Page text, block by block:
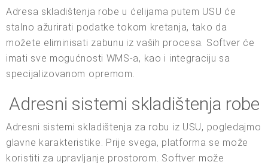
Adresa skladištenja robe u ćelijama putem USU će
stalno ažurirati podatke tokom kretanja, tako da
možete eliminisati zabunu iz vaših procesa. Softver će
imati sve mogućnosti WMS-a, kao i integraciju sa
specijalizovanom opremom.
Adresni sistemi skladištenja robe
Adresni sistemi skladištenja za robu iz USU, pogledajmo
glavne karakteristike. Prije svega, platforma se može
koristiti za upravljanje prostorom. Softver može